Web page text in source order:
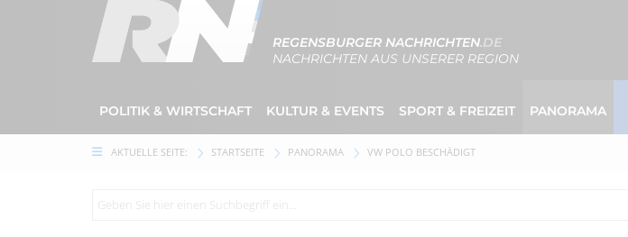
REGENSBURGER NACHRICHTEN.DE
NACHRICHTEN AUS UNSERER REGION
POLITIK & WIRTSCHAFT KULTUR & EVENTS SPORT & FREIZEIT PANORAMA
AKTUELLE SEITE: STARTSEITE PANORAMA VW POLO BESCHÄDIGT